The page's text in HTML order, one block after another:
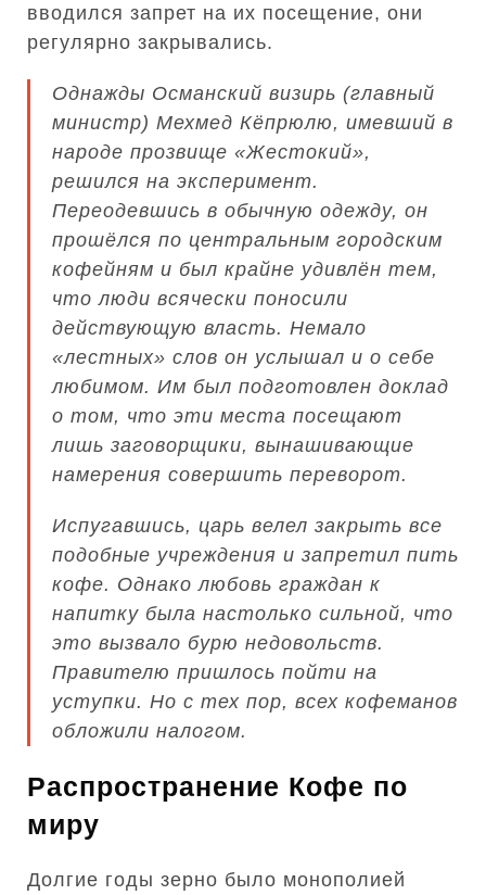
вводился запрет на их посещение, они
регулярно закрывались.
Однажды Османский визирь (главный
министр) Мехмед Кёпрюлю, имевший в
народе прозвище «Жестокий»,
решился на эксперимент.
Переодевшись в обычную одежду, он
прошёлся по центральным городским
кофейням и был крайне удивлён тем,
что люди всячески поносили
действующую власть. Немало
«лестных» слов он услышал и о себе
любимом. Им был подготовлен доклад
о том, что эти места посещают
лишь заговорщики, вынашивающие
намерения совершить переворот.
Испугавшись, царь велел закрыть все
подобные учреждения и запретил пить
кофе. Однако любовь граждан к
напитку была настолько сильной, что
это вызвало бурю недовольств.
Правителю пришлось пойти на
уступки. Но с тех пор, всех кофеманов
обложили налогом.
Распространение Кофе по
миру
Долгие годы зерно было монополией